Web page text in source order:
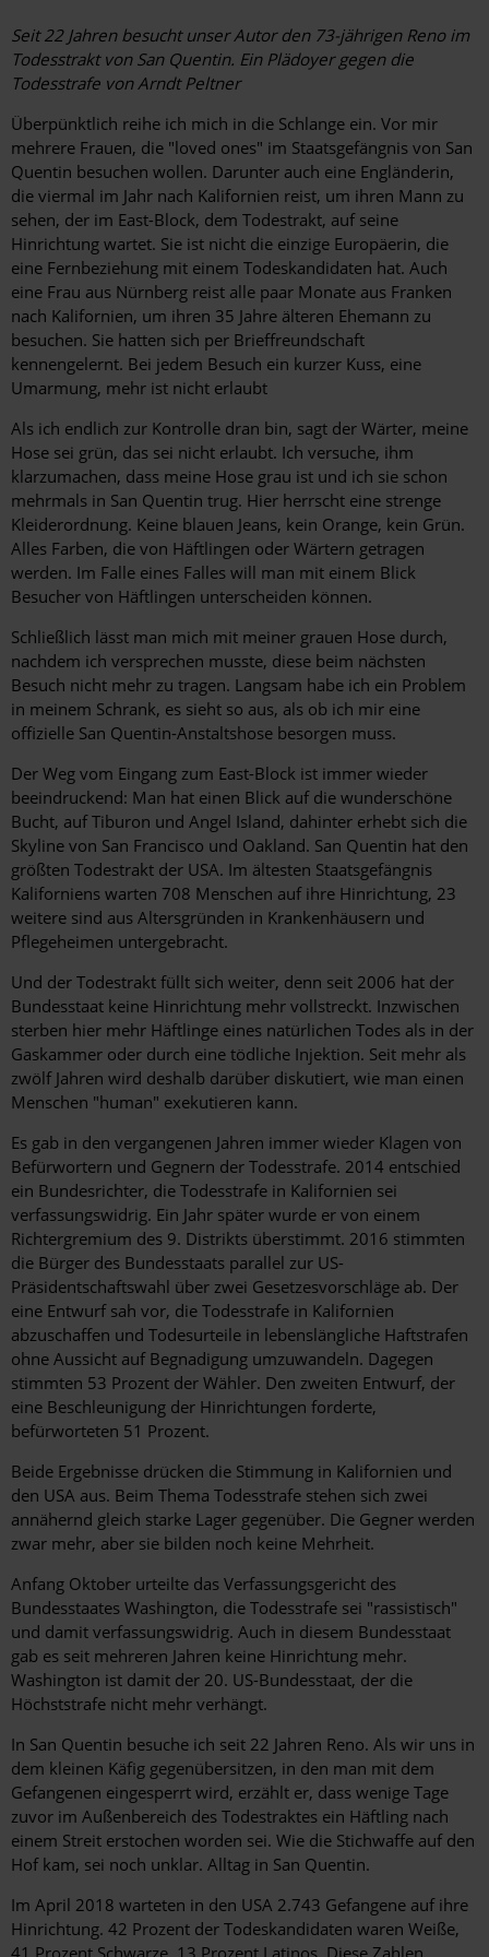
Seit 22 Jahren besucht unser Autor den 73-jährigen Reno im
Todesstrakt von San Quentin. Ein Plädoyer gegen die
Todesstrafe von Arndt Peltner
Überpünktlich reihe ich mich in die Schlange ein. Vor mir
mehrere Frauen, die "loved ones" im Staatsgefängnis von San
Quentin besuchen wollen. Darunter auch eine Engländerin,
die viermal im Jahr nach Kalifornien reist, um ihren Mann zu
sehen, der im East-Block, dem Todestrakt, auf seine
Hinrichtung wartet. Sie ist nicht die einzige Europäerin, die
eine Fernbeziehung mit einem Todeskandidaten hat. Auch
eine Frau aus Nürnberg reist alle paar Monate aus Franken
nach Kalifornien, um ihren 35 ­Jahre älteren Ehemann zu
besuchen. Sie hatten sich per Brieffreundschaft
kennengelernt. Bei jedem Besuch ein kurzer Kuss, eine
Umarmung, mehr ist nicht erlaubt
Als ich endlich zur Kontrolle dran bin, sagt der Wärter, meine
Hose sei grün, das sei nicht erlaubt. Ich versuche, ihm
klarzumachen, dass meine Hose grau ist und ich sie schon
mehrmals in San Quentin trug. Hier herrscht eine strenge
Kleiderordnung. Keine blauen Jeans, kein Orange, kein Grün.
Alles Farben, die von Häftlingen oder Wärtern getragen
werden. Im Falle eines Falles will man mit einem Blick
Besucher von Häftlingen unterscheiden können.
Schließlich lässt man mich mit meiner grauen Hose durch,
nachdem ich versprechen musste, diese beim nächsten
Besuch nicht mehr zu tragen. Langsam habe ich ein Problem
in meinem Schrank, es sieht so aus, als ob ich mir eine
offizielle San Quentin-Anstaltshose besorgen muss.
Der Weg vom Eingang zum East-Block ist immer wieder
beeindruckend: Man hat einen Blick auf die wunderschöne
Bucht, auf Tiburon und Angel Island, dahinter erhebt sich die
Skyline von San Francisco und Oakland. San Quentin hat den
größten Todestrakt der USA. Im ältesten Staatsgefängnis
Kaliforniens warten 708 Menschen auf ihre Hinrichtung, 23
weitere sind aus Altersgründen in Krankenhäusern und
Pflegeheimen untergebracht.
Und der Todestrakt füllt sich weiter, denn seit 2006 hat der
Bundesstaat keine Hinrichtung mehr vollstreckt. Inzwischen
sterben hier mehr Häftlinge eines natürlichen Todes als in der
Gaskammer oder durch eine tödliche Injektion. Seit mehr als
zwölf Jahren wird deshalb darüber diskutiert, wie man einen
Menschen "human" exekutieren kann.
Es gab in den vergangenen Jahren immer wieder Klagen von
Befürwortern und Gegnern der Todesstrafe. 2014 entschied
ein Bundesrichter, die Todesstrafe in Kalifornien sei
verfassungswidrig. Ein Jahr später wurde er von einem
Richtergremium des 9. Distrikts überstimmt. 2016 stimmten
die Bürger des Bundesstaats parallel zur US-
Präsidentschaftswahl über zwei Gesetzesvorschläge ab. Der
eine Entwurf sah vor, die Todesstrafe in Kalifornien
abzuschaffen und Todesurteile in lebenslängliche Haftstrafen
ohne Aussicht auf Begnadigung umzuwandeln. Dagegen
stimmten 53 Prozent der Wähler. Den zweiten Entwurf, der
eine Beschleunigung der Hinrichtungen forderte,
befürworteten 51 Prozent.
Beide Ergebnisse drücken die Stimmung in Kalifornien und
den USA aus. Beim Thema Todesstrafe stehen sich zwei
annähernd gleich starke Lager gegenüber. Die Gegner werden
zwar mehr, aber sie bilden noch keine Mehrheit.
Anfang Oktober urteilte das Verfassungsgericht des
Bundesstaates Washington, die Todesstrafe sei "rassistisch"
und damit verfassungswidrig. Auch in diesem Bundesstaat
gab es seit mehreren Jahren keine Hinrichtung mehr.
Washington ist damit der 20. US-Bundesstaat, der die
Höchststrafe nicht mehr verhängt.
In San Quentin besuche ich seit 22 Jahren Reno. Als wir uns in
dem kleinen Käfig gegenübersitzen, in den man mit dem
Gefangenen eingesperrt wird, erzählt er, dass wenige Tage
zuvor im Außenbereich des Todestraktes ein Häftling nach
einem Streit erstochen worden sei. Wie die Stichwaffe auf den
Hof kam, sei noch unklar. Alltag in San Quentin.
Im April 2018 warteten in den USA 2.743 Gefangene auf ihre
Hinrichtung. 42 Prozent der Todeskandidaten waren Weiße,
41 Prozent Schwarze, 13 Prozent Latinos. Diese Zahlen